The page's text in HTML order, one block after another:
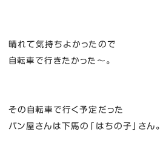
晴れて気持ちよかったので
自転車で行きたかった～。
その自転車で行く予定だった
パン屋さんは下馬の「はちの子」さん。